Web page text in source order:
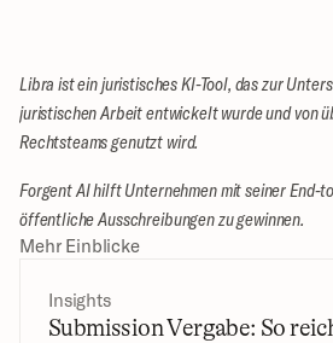
Libra ist ein juristisches KI-Tool, das zur
juristischen Arbeit entwickelt wurde und von
Rechtsteams genutzt wird.
Forgent AI hilft Unternehmen mit seiner End-
öffentliche Ausschreibungen zu gewinnen.
Mehr Einblicke
Insights
Submission Vergabe: So